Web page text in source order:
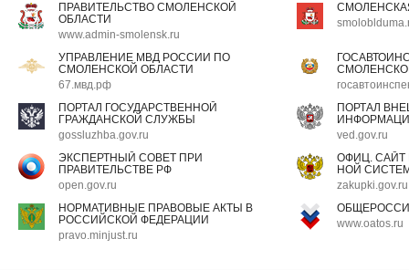
ПРАВИТЕЛЬСТВО СМОЛЕНСКОЙ
ОБЛАСТИ
www.admin-smolensk.ru
УПРАВЛЕНИЕ МВД РОССИИ ПО
СМОЛЕНСКОЙ ОБЛАСТИ
67.мвд.рф
ПОРТАЛ ГОСУДАРСТВЕННОЙ
ГРАЖДАНСКОЙ СЛУЖБЫ
gossluzhba.gov.ru
ПОРТАЛ
ved.gov.ru
ЭКСПЕРТНЫЙ СОВЕТ ПРИ
ПРАВИТЕЛЬСТВЕ РФ
open.gov.ru
ОФИЦ.
НОЙ
zakupki.gov.ru
НОРМАТИВНЫЕ ПРАВОВЫЕ АКТЫ В
РОССИЙСКОЙ ФЕДЕРАЦИИ
pravo.minjust.ru
www.oatos.ru